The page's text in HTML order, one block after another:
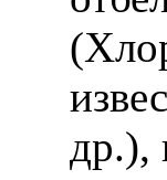
др.),